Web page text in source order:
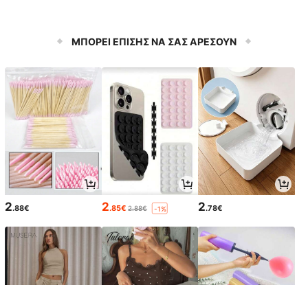
ΜΠΟΡΕΙ ΕΠΙΣΗΣ ΝΑ ΣΑΣ ΑΡΕΣΟΥΝ
2.88€ 2.85€ 2.88€ -1% 2.78€